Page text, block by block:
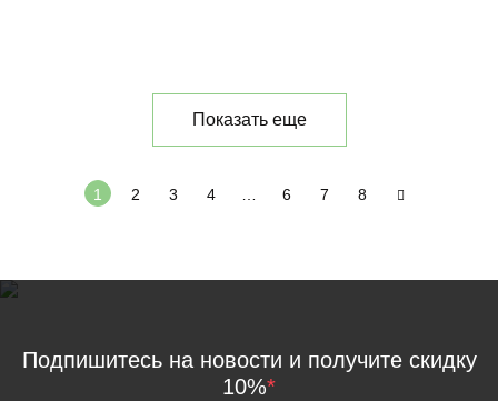
Показать еще
1 2 3 4 6 7 8
Подпишитесь на новости и получите скидку
10%*